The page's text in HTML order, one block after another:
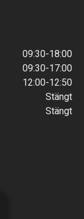
09:30-18:00
09:30-17:00
12:00-12:50
Stängt
Stängt